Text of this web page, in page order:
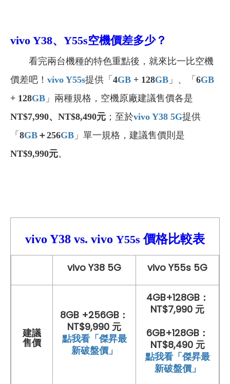
vivo Y38、Y55s空機價差多少？
看完兩台機種的特色重點後，就來比一比空機
價差吧！ vivo Y55s提供「 4GB + 128GB 」、「 6GB
+ 128GB 」兩種規格，空機原廠建議售價各是
NT$7,990、NT$8,490元 ；至於vivo Y38 5G提供
「 8GB ＋256GB 」單一規格，建議售價則是
NT$9,990元。
vivo Y38 vs. vivo Y55s 價格比較表
vivo Y38 5G vivo Y55s 5G
建議
售價
8GB +256GB：
NT$9,990 元
點我看「傑昇最
新破盤價」
4GB+128GB：
NT$7,990 元
6GB+128GB：
NT$8,490 元
點我看「傑昇最
新破盤價」